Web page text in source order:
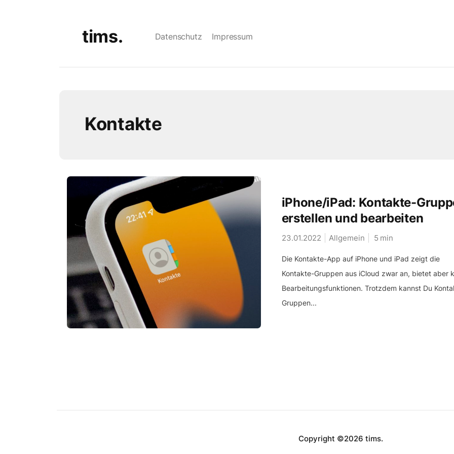
tims. Datenschutz Impressum
Kontakte
iPhone/iPad: Kontakte-
erstellen und bearbeiten
23.01.2022 Allgemein 5 min
Die Kontakte-App auf iPhone und iPad zeigt die
Kontakte-Gruppen aus iCloud zwar an, bietet aber
Bearbeitungsfunktionen. Trotzdem kannst Du
Gruppen...
Copyright ©2026 tims.